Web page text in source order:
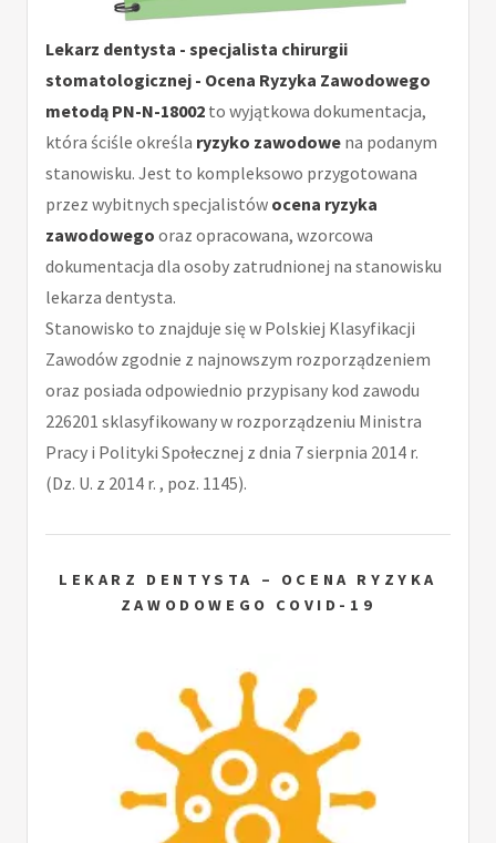
Lekarz dentysta - specjalista chirurgii
stomatologicznej - Ocena Ryzyka Zawodowego
metodą PN-N-18002 to wyjątkowa dokumentacja,
która ściśle określa ryzyko zawodowe na podanym
stanowisku. Jest to kompleksowo przygotowana
przez wybitnych specjalistów ocena ryzyka
zawodowego oraz opracowana, wzorcowa
dokumentacja dla osoby zatrudnionej na stanowisku
lekarza dentysta.
Stanowisko to znajduje się w Polskiej Klasyfikacji
Zawodów zgodnie z najnowszym rozporządzeniem
oraz posiada odpowiednio przypisany kod zawodu
226201 sklasyfikowany w rozporządzeniu Ministra
Pracy i Polityki Społecznej z dnia 7 sierpnia 2014 r.
(Dz. U. z 2014 r. , poz. 1145).
LEKARZ DENTYSTA – OCENA RYZYKA
ZAWODOWEGO COVID-19